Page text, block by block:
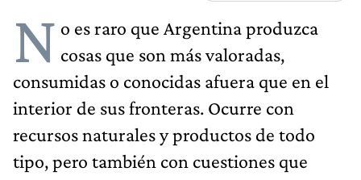
N o es raro que Argentina produzca
cosas que son más valoradas,
consumidas o conocidas afuera que en el
interior de sus fronteras. Ocurre con
recursos naturales y productos de todo
tipo, pero también con cuestiones que